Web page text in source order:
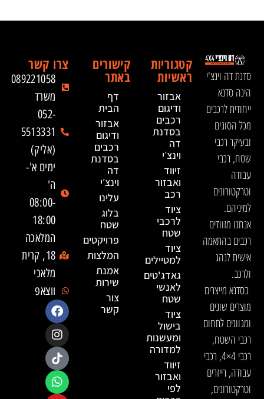
סדנת דה וינצ'י
הינה סדנא
ייחודית לרכבים
מכל הסוגים
ובעיקר רכבי
שטח, רכבי
עבודה
וטרקטורונים
למיניהם.
אנחנו מזוודים
רכבים בהתאמה
אישית לנהג
ולרכב.
בסדנא מייצרים
מוצרים שונים
ומגוונים לתחום
רכבי השטח,
רכבי 4×4, רכבי
עבודה, רייזרים
וטרקטורונים,
קטגוריות
ראשיות
אבזור
ודיגום
רכבים
בסדנת
דה
וינצ׳י
זיווד
ואבזור
רכב
ציוד
לרכבי
שטח
ציוד
למטיילים
גאדג'טים
לאנשי
שטח
ציוד
בישול
ומעשנות
למדורה
זיווד
ואבזור
לפי
קישורים
באתר
דף
הבית
אבזור
ודיגום
רכבים
בסדנת
דה
וינצ׳י
עלינו
בלוג
שטח
פרויקטים
המלצות
אמנת
שירות
צור
קשר
צרו קשר
089221058
משרד
052-
5513331
(אליק)
ימים א'-
ה'
08:00-
18:00
המלאכה
18, קרית
מלאכי
ווצאפ